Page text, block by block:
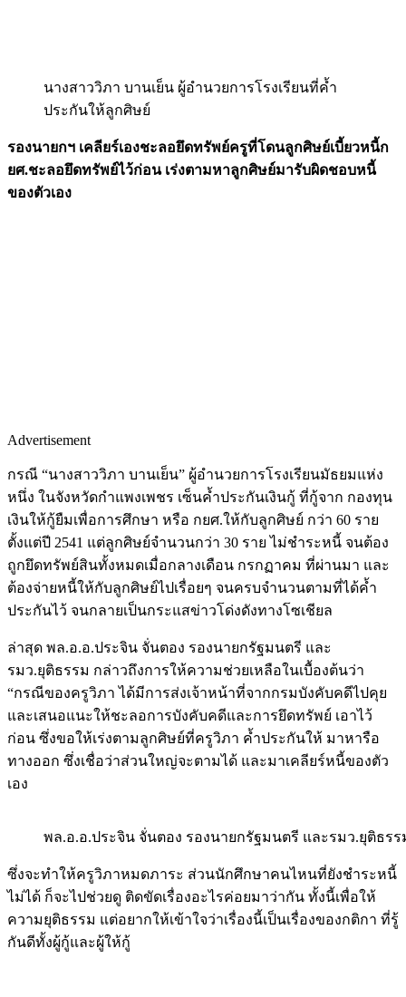
นางสาววิภา บานเย็น ผู้อำนวยการโรงเรียนที่ค้ำ
ประกันให้ลูกศิษย์
รองนายกฯ เคลียร์เองชะลอยึดทรัพย์ครูที่โดนลูกศิษย์เบี้ยวหนี้ก
ยศ.ชะลอยึดทรัพย์ไว้ก่อน เร่งตามหาลูกศิษย์มารับผิดชอบหนี้
ของตัวเอง
Advertisement
กรณี “นางสาววิภา บานเย็น” ผู้อำนวยการโรงเรียนมัธยมแห่ง
หนึ่ง ในจังหวัดกำแพงเพชร เซ็นค้ำประกันเงินกู้ ที่กู้จาก กองทุน
เงินให้กู้ยืมเพื่อการศึกษา หรือ กยศ.ให้กับลูกศิษย์ กว่า 60 ราย
ตั้งแต่ปี 2541 แต่ลูกศิษย์จำนวนกว่า 30 ราย ไม่ชำระหนี้ จนต้อง
ถูกยึดทรัพย์สินทั้งหมดเมื่อกลางเดือน กรกฏาคม ที่ผ่านมา และ
ต้องจ่ายหนี้ให้กับลูกศิษย์ไปเรื่อยๆ จนครบจำนวนตามที่ได้ค้ำ
ประกันไว้ จนกลายเป็นกระแสข่าวโด่งดังทางโซเชียล
ล่าสุด พล.อ.อ.ประจิน จั่นตอง รองนายกรัฐมนตรี และ
รมว.ยุติธรรม กล่าวถึงการให้ความช่วยเหลือในเบื้องต้นว่า
“กรณีของครูวิภา ได้มีการส่งเจ้าหน้าที่จากกรมบังคับคดีไปคุย
และเสนอแนะให้ชะลอการบังคับคดีและการยึดทรัพย์ เอาไว้
ก่อน ซึ่งขอให้เร่งตามลูกศิษย์ที่ครูวิภา ค้ำประกันให้ มาหารือ
ทางออก ซึ่งเชื่อว่าส่วนใหญ่จะตามได้ และมาเคลียร์หนี้ของตัว
เอง
พล.อ.อ.ประจิน จั่นตอง รองนายกรัฐมนตรี และรมว.ยุติธรร
ซึ่งจะทำให้ครูวิภาหมดภาระ ส่วนนักศึกษาคนไหนที่ยังชำระหนี้
ไม่ได้ ก็จะไปช่วยดู ติดขัดเรื่องอะไรค่อยมาว่ากัน ทั้งนี้เพื่อให้
ความยุติธรรม แต่อยากให้เข้าใจว่าเรื่องนี้เป็นเรื่องของกติกา ที่รู้
กันดีทั้งผู้กู้และผู้ให้กู้